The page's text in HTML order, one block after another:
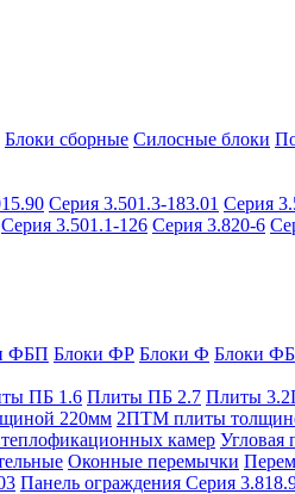
Блоки сборные Силосные блоки
Серия 3.501.3-183.01 Серия
Серия 3.501.1-126 Серия 3.820-6
ФБП Блоки ФР Блоки Ф Блоки ФБ
ПБ 1.6 Плиты ПБ 2.7 Плиты
220мм 2ПТМ плиты
камер Угловая
Оконные перемычки
Панель ограждения Серия